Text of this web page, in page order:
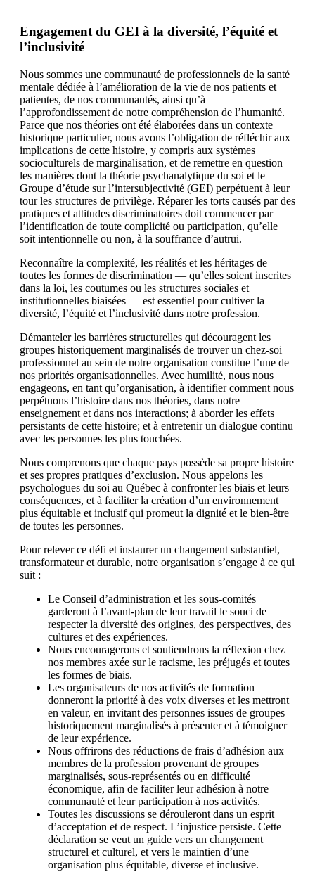
Engagement du GEI à la diversité, l’équité et
l’inclusivité
Nous sommes une communauté de professionnels de la santé
mentale dédiée à l’amélioration de la vie de nos patients et
patientes, de nos communautés, ainsi qu’à
l’approfondissement de notre compréhension de l’humanité.
Parce que nos théories ont été élaborées dans un contexte
historique particulier, nous avons l’obligation de réfléchir aux
implications de cette histoire, y compris aux systèmes
socioculturels de marginalisation, et de remettre en question
les manières dont la théorie psychanalytique du soi et le
Groupe d’étude sur l’intersubjectivité (GEI) perpétuent à leur
tour les structures de privilège. Réparer les torts causés par des
pratiques et attitudes discriminatoires doit commencer par
l’identification de toute complicité ou participation, qu’elle
soit intentionnelle ou non, à la souffrance d’autrui.
Reconnaître la complexité, les réalités et les héritages de
toutes les formes de discrimination — qu’elles soient inscrites
dans la loi, les coutumes ou les structures sociales et
institutionnelles biaisées — est essentiel pour cultiver la
diversité, l’équité et l’inclusivité dans notre profession.
Démanteler les barrières structurelles qui découragent les
groupes historiquement marginalisés de trouver un chez-soi
professionnel au sein de notre organisation constitue l’une de
nos priorités organisationnelles. Avec humilité, nous nous
engageons, en tant qu’organisation, à identifier comment nous
perpétuons l’histoire dans nos théories, dans notre
enseignement et dans nos interactions; à aborder les effets
persistants de cette histoire; et à entretenir un dialogue continu
avec les personnes les plus touchées.
Nous comprenons que chaque pays possède sa propre histoire
et ses propres pratiques d’exclusion. Nous appelons les
psychologues du soi au Québec à confronter les biais et leurs
conséquences, et à faciliter la création d’un environnement
plus équitable et inclusif qui promeut la dignité et le bien-être
de toutes les personnes.
Pour relever ce défi et instaurer un changement substantiel,
transformateur et durable, notre organisation s’engage à ce qui
suit :
Le Conseil d’administration et les sous-comités
garderont à l’avant-plan de leur travail le souci de
respecter la diversité des origines, des perspectives, des
cultures et des expériences.
Nous encouragerons et soutiendrons la réflexion chez
nos membres axée sur le racisme, les préjugés et toutes
les formes de biais.
Les organisateurs de nos activités de formation
donneront la priorité à des voix diverses et les mettront
en valeur, en invitant des personnes issues de groupes
historiquement marginalisés à présenter et à témoigner
de leur expérience.
Nous offrirons des réductions de frais d’adhésion aux
membres de la profession provenant de groupes
marginalisés, sous-représentés ou en difficulté
économique, afin de faciliter leur adhésion à notre
communauté et leur participation à nos activités.
Toutes les discussions se dérouleront dans un esprit
d’acceptation et de respect. L’injustice persiste. Cette
déclaration se veut un guide vers un changement
structurel et culturel, et vers le maintien d’une
organisation plus équitable, diverse et inclusive.